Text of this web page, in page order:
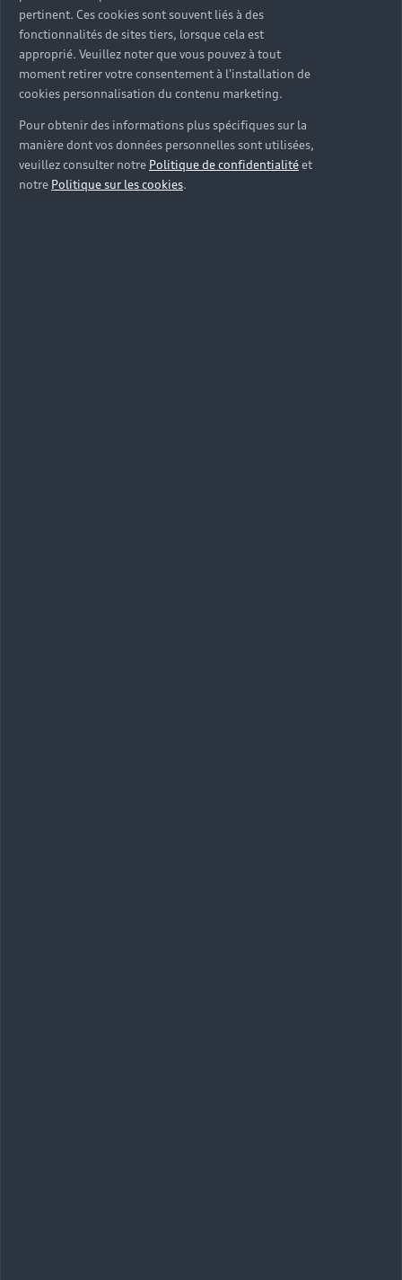
pertinent. Ces cookies sont souvent liés à des
fonctionnalités de sites tiers, lorsque cela est
approprié. Veuillez noter que vous pouvez à tout
moment retirer votre consentement à l'installation de
cookies personnalisation du contenu marketing.
Pour obtenir des informations plus spécifiques sur la
manière dont vos données personnelles sont utilisées,
veuillez consulter notre Politique de confidentialitéet
notre Politique sur les cookies.